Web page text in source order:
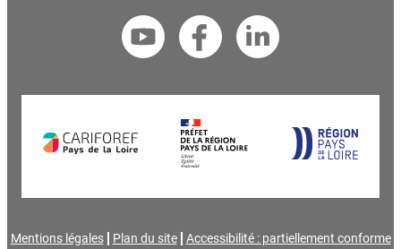
Mentions légales Plan du site Accessibilité : partiellement conforme